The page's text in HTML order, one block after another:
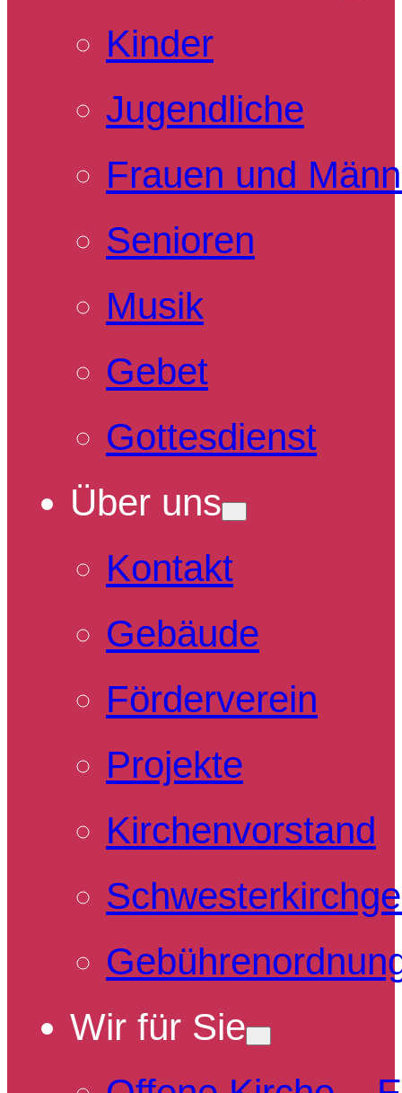
Kinder
Jugendliche
Frauen und
Senioren
Musik
Gebet
Gottesdienst
Über uns
Kontakt
Gebäude
Förderverein
Projekte
Kirchenvorstand
Wir für Sie